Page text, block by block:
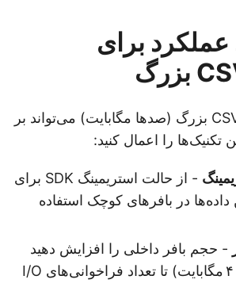
برای
پردازش فایل‌های CSV بزرگ (صدها مگابایت) می‌تواند بر
تکنیک‌ها را اعمال کنید:
- از حالت استریمینگ SDK برای
در بافرهای کوچک استفاده
حجم بافر داخلی را افزایش دهید
(به عنوان مثال، ۴ مگابایت) تا تعداد فراخوانی‌های I/O